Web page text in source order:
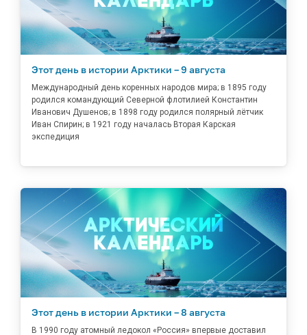
Этот день в истории Арктики – 9 августа
Международный день коренных народов мира; в 1895 году
родился командующий Северной флотилией Константин
Иванович Душенов; в 1898 году родился полярный лётчик
Иван Спирин; в 1921 году началась Вторая Карская
экспедиция
Этот день в истории Арктики – 8 августа
В 1990 году атомный ледокол «Россия» впервые доставил